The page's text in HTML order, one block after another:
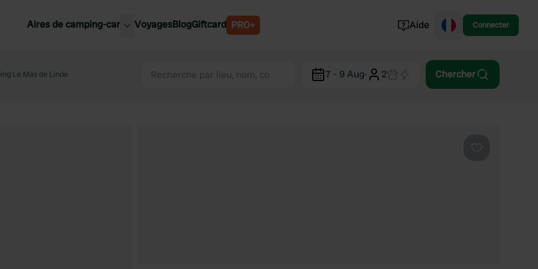
Aires de camping-car
Slovénie
VoyagesBlogGiftcard PRO+ Aide Connecter
Le Mas de Linde 7 - 9 Aug· 2 Chercher